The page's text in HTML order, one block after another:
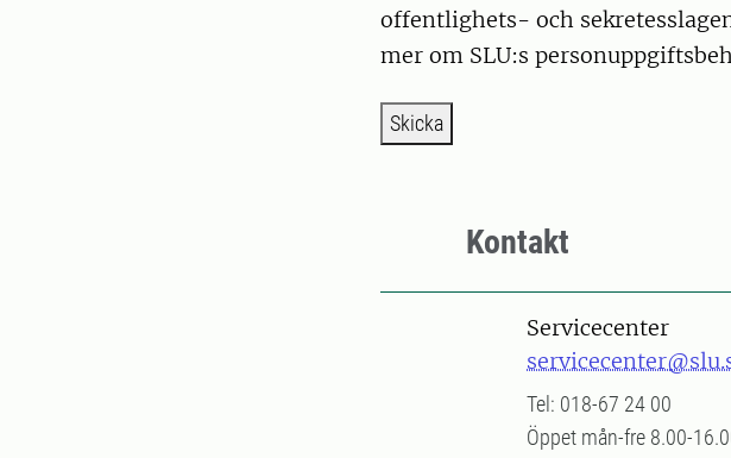
offentlighets- och
mer om SLU:s
Skicka
Kontakt
Servicecenter
Tel: 018-67 24 00
Öppet mån-fre 8.00-